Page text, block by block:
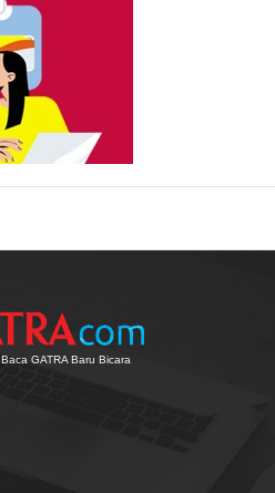
Baca GATRA Baru Bicara